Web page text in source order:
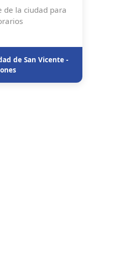
de la ciudad para
de San Vicente -